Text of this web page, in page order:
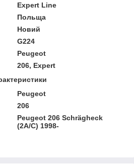
Expert Line
Польща
Новий
G224
Peugeot
206, Expert
Peugeot
206
Peugeot 206 Schrägheck
(2A/C) 1998-